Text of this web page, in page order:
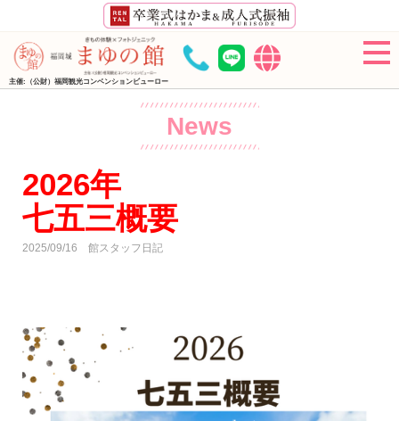
主催:（公財）福岡観光コンベンションビューロー
News
2026年
七五三概要
2025/09/16 館スタッフ日記